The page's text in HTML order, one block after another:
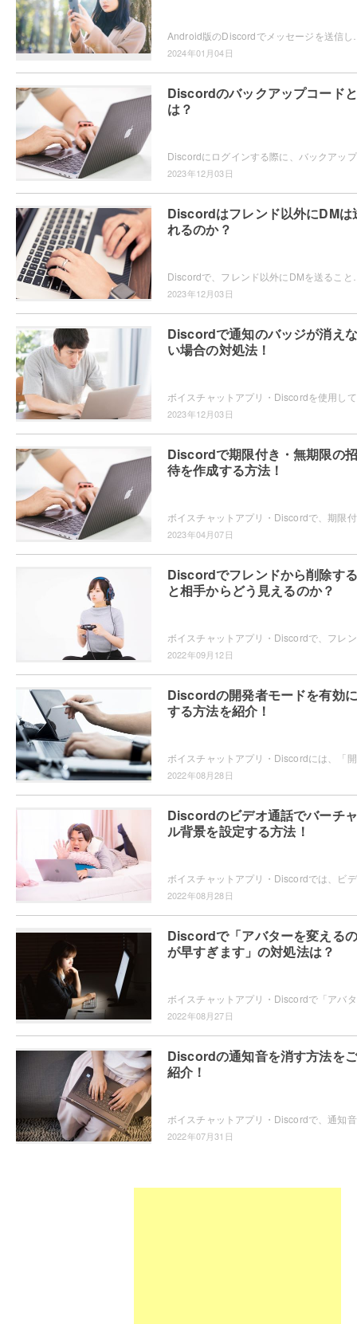
2024年01月04日
Discordのバックアップコードと
は？
Discordにログ
2023年12月03日
Discordはフレンド以外にDMは
れるのか？
2023年12月03日
Discordで通知のバッジが消えな
い場合の対処法！
2023年12月03日
Discordで期限付き・無期限の招
待を作成する方法！
ボイスチャッ
2023年04月07日
Discordでフレンドから削除する
と相手からどう見えるのか？
2022年09月12日
Discordの開発者モードを有効に
する方法を紹介！
2022年08月28日
Discordのビデオ通話でバーチャ
ル背景を設定する方法！
ボイスチャッ
2022年08月28日
Discordで「アバターを変えるの
が早すぎます」の対処法は？
2022年08月27日
Discordの通知音を消す方法をご
紹介！
ボイスチャッ
2022年07月31日